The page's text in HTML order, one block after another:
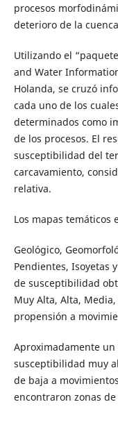
procesos
deterioro de la
Utilizando el
and Water
Holanda, se cruzó
cada uno de los
determinados como
de los procesos. El
susceptibilidad del
carcavamiento,
relativa.
Los mapas temáticos
Geológico,
Pendientes, Isoyetas
de susceptibilidad
Muy Alta, Alta,
propensión a
Aproximadamente un
susceptibilidad muy
de baja a
encontraron zonas